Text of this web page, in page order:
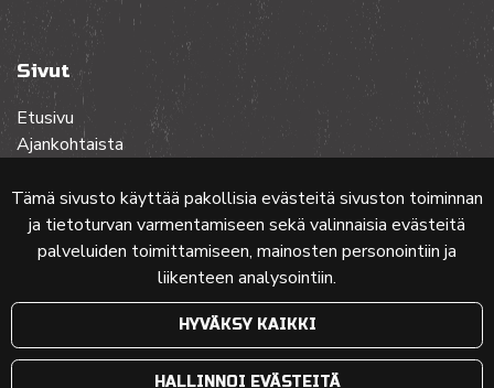
Tämä sivusto käyttää pakollisia evästeitä sivuston toiminnan
ja tietoturvan varmentamiseen sekä valinnaisia evästeitä
palveluiden toimittamiseen, mainosten personointiin ja
liikenteen analysointiin.
HYVÄKSY KAIKKI
HALLINNOI EVÄSTEITÄ
Sivut
Etusivu
Ajankohtaista
Lehdet
Yhteistyössä
Ota yhteyttä
Etusivun karttakuva: MML (Nimeä CC 4.0, muokattu)
© 2024 PKMT | VerkkosivuatFlow Oy